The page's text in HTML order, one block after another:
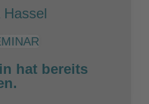
hat bereits